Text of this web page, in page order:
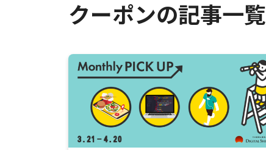
クーポンの記事一覧